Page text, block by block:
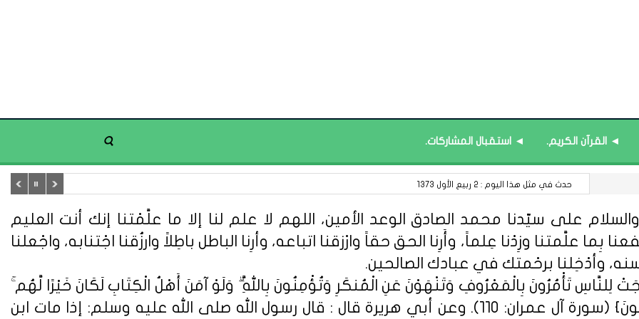
◄ القرآن الكريم. ◄ استقبال المشاركات.
مركز التعلم المرئي للتدريب : ورشة (الكوتشنج التعليمي).
على سيّدنا محمد الصادق الوعد الأمين، اللهم لا علم لنا إلا ما علَّمْتنا إنك أنت العليم
بِما علَّمتنا وزِدْنا عِلماً، وأَرِنا الحق حقاً وارْزقنا اتباعه، وأرِنا الباطل باطِلاً وارزُقنا اجْتنابه، واجْعلنا
وأدْخِلنا برحْمتك في عبادك الصالحين.
لِلنَّاسِ تَأْمُرُونَ بِالْمَعْرُوفِ وَتَنْهَوْنَ عَنِ الْمُنكَرِ وَتُؤْمِنُونَ بِاللَّهِ ۗ وَلَوْ آمَنَ أَهْلُ الْكِتَابِ لَكَانَ خَيْرًا لَّهُم
مِّنْهُمُ الْمُؤْمِنُونَ وَأَكْثَرُهُمُ الْفَاسِقُونَ} (سورة آل عمران: 110). وعن أبي هريرة قال : قال رسول الله صلى الله عليه وسلم: إذا مات ابن